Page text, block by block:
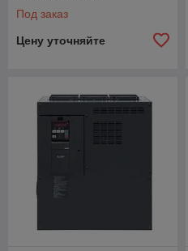
Под заказ
Цену уточняйте